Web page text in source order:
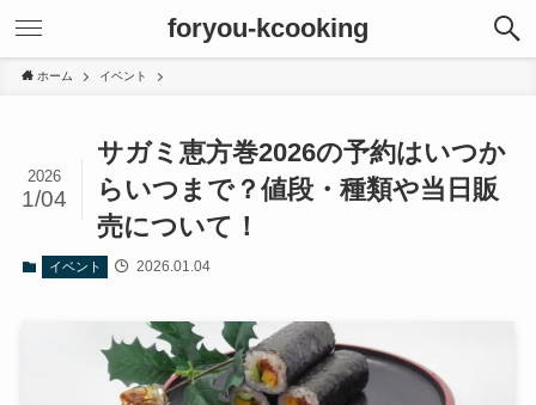
foryou-kcooking
ホーム イベント
サガミ恵方巻2026の予約はいつか
らいつまで？値段・種類や当日販
売について！
2026
1/04
イベント 2026.01.04